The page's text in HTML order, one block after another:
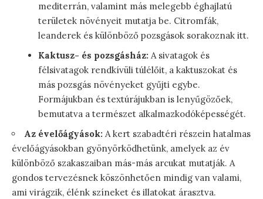
mediterrán, valamint más melegebb éghajlatú
területek növényeit mutatja be. Citromfák,
leanderek és különböző pozsgások sorakoznak itt.
Kaktusz- és pozsgásház: A sivatagok és
félsivatagok rendkívüli túlélőit, a kaktuszokat és
más pozsgás növényeket gyűjti egybe.
Formájukban és textúrájukban is lenyűgözőek,
bemutatva a természet alkalmazkodóképességét.
Az évelőágyások: A kert szabadtéri részein hatalmas
évelőágyásokban gyönyörködhetünk, amelyek az év
különböző szakaszaiban más-más arcukat mutatják. A
gondos tervezésnek köszönhetően mindig van valami,
ami virágzik, élénk színeket és illatokat árasztva.